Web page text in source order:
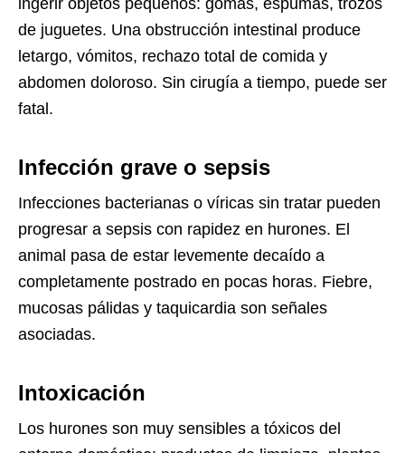
de juguetes. Una obstrucción intestinal produce
letargo, vómitos, rechazo total de comida y
abdomen doloroso. Sin cirugía a tiempo, puede ser
fatal.
Infección grave o sepsis
Infecciones bacterianas o víricas sin tratar pueden
progresar a sepsis con rapidez en hurones. El
animal pasa de estar levemente decaído a
completamente postrado en pocas horas. Fiebre,
mucosas pálidas y taquicardia son señales
asociadas.
Intoxicación
Los hurones son muy sensibles a tóxicos del